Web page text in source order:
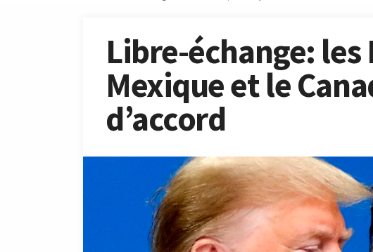
Libre-échange: les
Mexique et le
d’accord